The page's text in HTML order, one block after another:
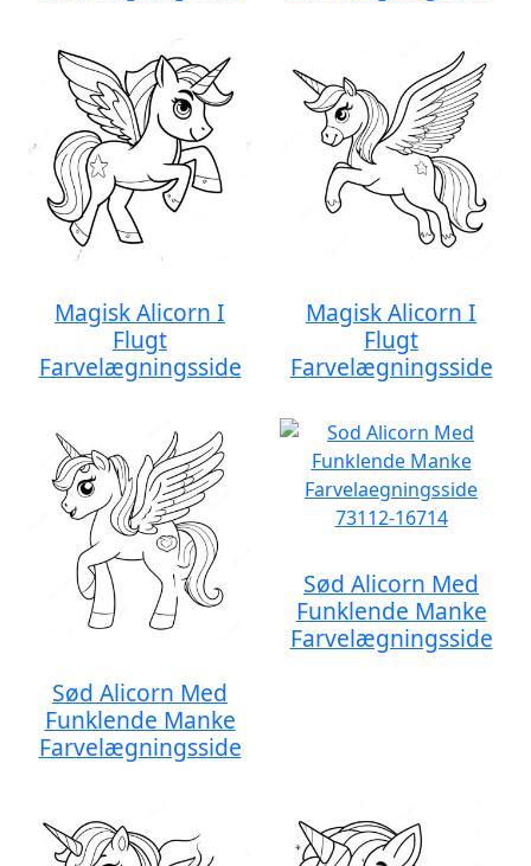
Magisk Alicorn I
Flugt
Farvelægningsside
Magisk Alicorn I
Flugt
Farvelægningsside
Sød Alicorn Med
Funklende Manke
Farvelægningsside
Sød Alicorn Med
Funklende Manke
Farvelægningsside